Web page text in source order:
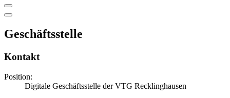
Geschäftsstelle
Kontakt
Position:
Digitale Geschäftsstelle der VTG Recklinghausen